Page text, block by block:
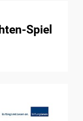
Spiel